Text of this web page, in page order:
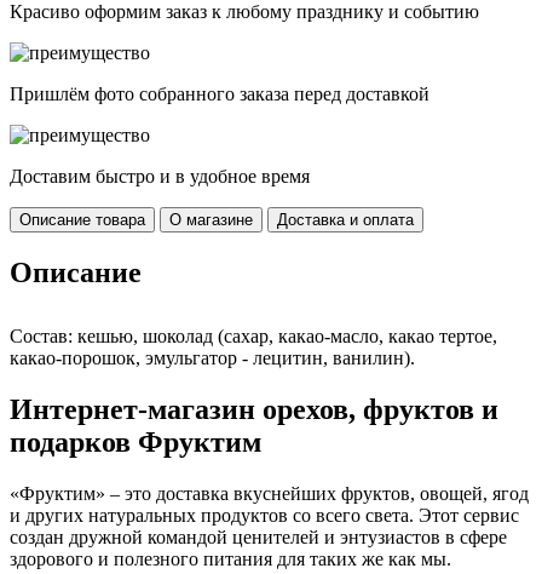
Красиво оформим заказ к любому празднику и событию
Пришлём фото собранного заказа перед доставкой
Доставим быстро и в удобное время
Описание товара О магазине Доставка и оплата
Описание
Состав: кешью, шоколад (сахар, какао-масло, какао тертое,
какао-порошок, эмульгатор - лецитин, ванилин).
Интернет-магазин орехов, фруктов и
подарков Фруктим
«Фруктим» – это доставка вкуснейших фруктов, овощей, ягод
и других натуральных продуктов со всего света. Этот сервис
создан дружной командой ценителей и энтузиастов в сфере
здорового и полезного питания для таких же как мы.